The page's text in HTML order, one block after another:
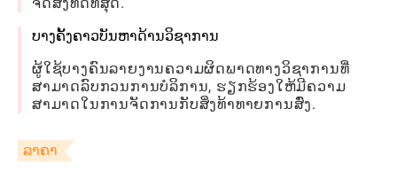
ບາງຄັ້ງຄາວບັນຫາດ້ານວິຊາການ
ຜູ້ໃຊ້ບາງຄົນລາຍງານຄວາມຜິດພາດທາງວິຊາການທີ່
ສາມາດລົບກວນການບໍລິການ, ຮຽກຮ້ອງໃຫ້ມີຄວາມ
ສາມາດໃນການຈັດການກັບສິ່ງທ້າທາຍການສົ່ງ.
ລາຄາ